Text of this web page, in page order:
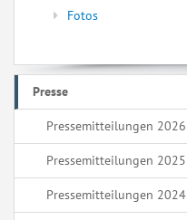
Fotos
Presse
Pressemitteilungen 2026
Pressemitteilungen 2025
Pressemitteilungen 2024